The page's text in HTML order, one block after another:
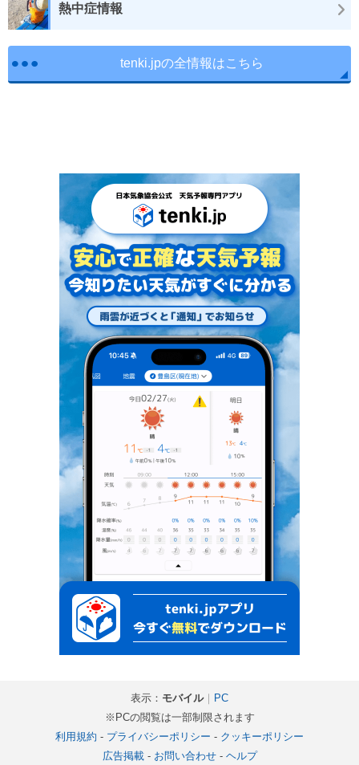
熱中症情報
tenki.jpの全情報はこちら
表示： モバイル｜ PC
※PCの閲覧は一部制限されます
利用規約 - プライバシーポリシー - クッキーポリシー
広告掲載- お問い合わせ- ヘルプ